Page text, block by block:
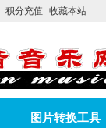
积分充值 收藏本站
图片转换工具